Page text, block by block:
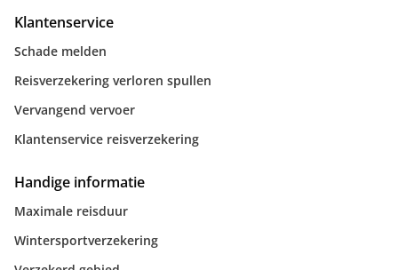
Klantenservice
Schade melden
Reisverzekering verloren spullen
Vervangend vervoer
Klantenservice reisverzekering
Handige informatie
Maximale reisduur
Wintersportverzekering